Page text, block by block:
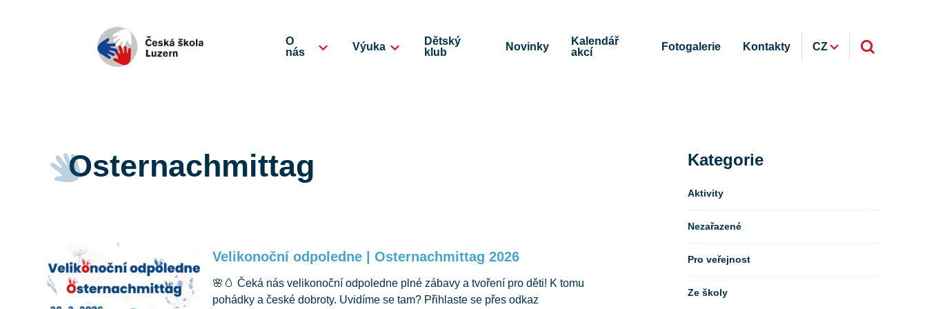
O
nás
Výuka
Dětský
klub
Novinky
Kalendář
akcí
Fotogalerie Kontakty CZ
Osternachmittag
Velikonoční odpoledne | Osternachmittag 2026
🌸🥚 Čeká nás velikonoční odpoledne plné zábavy a tvoření pro děti! K tomu
pohádky a české dobroty. Uvidíme se tam? Přihlaste se přes odkaz
Kategorie
Aktivity
Nezařazené
Pro veřejnost
Ze školy